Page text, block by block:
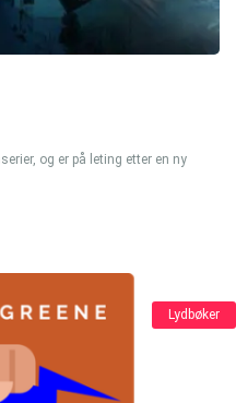
og er på leting etter en ny
Lydbøker